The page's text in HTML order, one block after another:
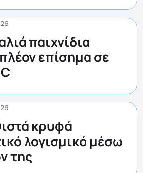
παιχνίδια
επίσημα σε
κρυφά
λογισμικό μέσω
της